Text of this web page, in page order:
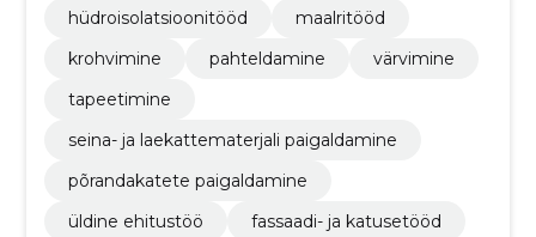
hüdroisolatsioonitööd
maalritööd
krohvimine
pahteldamine
värvimine
tapeetimine
seina- ja laekattematerjali paigaldamine
põrandakatete paigaldamine
üldine ehitustöö
fassaadi- ja katusetööd